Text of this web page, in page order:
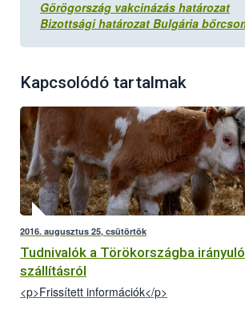
Görögország vakcinázás határozat
Bizottsági határozat Bulgária
Kapcsolódó tartalmak
2016. augusztus 25, csütörtök
Tudnivalók a Törökországba
szállításról
<p>Frissített információk</p>